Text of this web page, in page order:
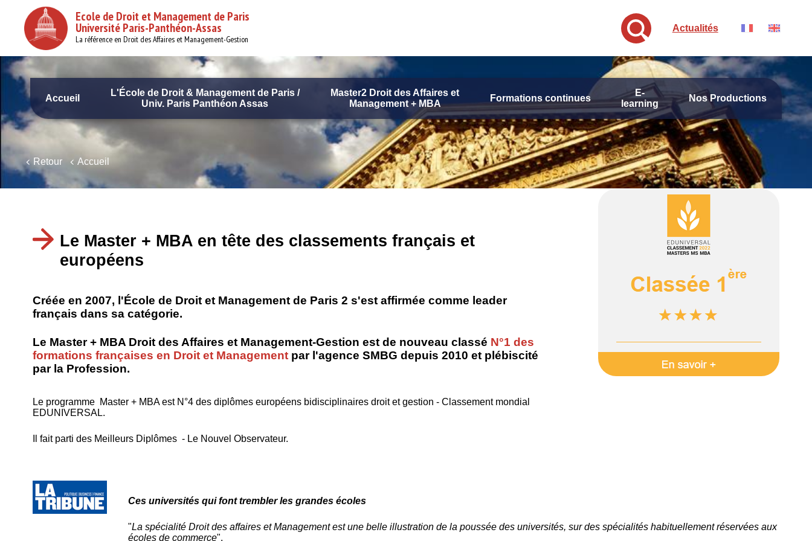
contenu
principal
Ecole de Droit et Management de Paris
Université Paris-Panthéon-Assas
La référence en Droit des Affaires et Management-Gestion
Actualités
Navigation
principale
Accueil
L'École de Droit & Management de Paris /
Univ. Paris Panthéon Assas
Master2 Droit des Affaires et
Management + MBA
Formations continues
E-
learning
Nos Productions
Retour Accueil
Le Master + MBA en tête des classements français et
européens
Créée en 2007, l'École de Droit et Management de Paris 2 s'est affirmée comme leader
français dans sa catégorie.
Le Master + MBA Droit des Affaires et Management-Gestion est de nouveau classé N°1 des
formations françaises en Droit et Management par l'agence SMBG depuis 2010 et plébiscité
par la Profession.
Le programme Master + MBA est N°4 des diplômes européens bidisciplinaires droit et gestion - Classement mondial
EDUNIVERSAL.
Il fait parti des Meilleurs Diplômes - Le Nouvel Observateur.
Ces universités qui font trembler les grandes écoles
"La spécialité Droit des affaires et Management est une belle illustration de la poussée des universités, sur des spécialités habituellement réservées aux
écoles de commerce".